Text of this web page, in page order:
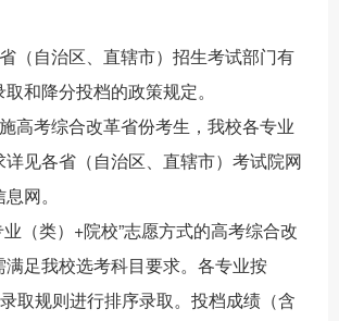
（自治区、直辖市）招生考试部门有
和降分投档的政策规定。
高考综合改革省份考生，我校各专业
详见各省（自治区、直辖市）考试院网
网。
业（类）+院校”志愿方式的高考综合改
足我校选考科目要求。各专业按
取规则进行排序录取。投档成绩（含